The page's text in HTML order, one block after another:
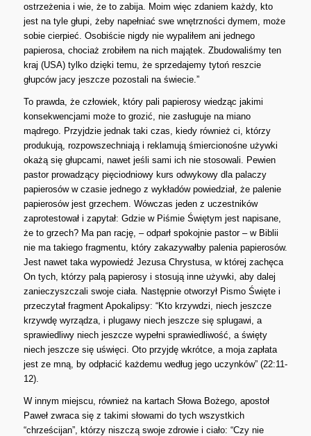
ostrzeżenia i wie, że to zabija. Moim więc zdaniem każdy, kto
jest na tyle głupi, żeby napełniać swe wnętrzności dymem, może
sobie cierpieć. Osobiście nigdy nie wypaliłem ani jednego
papierosa, chociaż zrobiłem na nich majątek. Zbudowaliśmy ten
kraj (USA) tylko dzięki temu, że sprzedajemy tytoń reszcie
głupców jacy jeszcze pozostali na świecie.”
To prawda, że człowiek, który pali papierosy wiedząc jakimi
konsekwencjami może to grozić, nie zasługuje na miano
mądrego. Przyjdzie jednak taki czas, kiedy również ci, którzy
produkują, rozpowszechniają i reklamują śmiercionośne używki
okażą się głupcami, nawet jeśli sami ich nie stosowali. Pewien
pastor prowadzący pięciodniowy kurs odwykowy dla palaczy
papierosów w czasie jednego z wykładów powiedział, że palenie
papierosów jest grzechem. Wówczas jeden z uczestników
zaprotestował i zapytał: Gdzie w Piśmie Świętym jest napisane,
że to grzech? Ma pan rację, – odparł spokojnie pastor – w Biblii
nie ma takiego fragmentu, który zakazywałby palenia papierosów.
Jest nawet taka wypowiedź Jezusa Chrystusa, w której zachęca
On tych, którzy palą papierosy i stosują inne używki, aby dalej
zanieczyszczali swoje ciała. Następnie otworzył Pismo Święte i
przeczytał fragment Apokalipsy: “Kto krzywdzi, niech jeszcze
krzywdę wyrządza, i plugawy niech jeszcze się splugawi, a
sprawiedliwy niech jeszcze wypełni sprawiedliwość, a święty
niech jeszcze się uświęci. Oto przyjdę wkrótce, a moja zapłata
jest ze mną, by odpłacić każdemu według jego uczynków” (22:11-
12).
W innym miejscu, również na kartach Słowa Bożego, apostoł
Paweł zwraca się z takimi słowami do tych wszystkich
“chrześcijan”, którzy niszczą swoje zdrowie i ciało: “Czy nie